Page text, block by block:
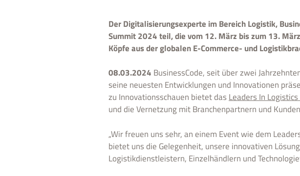
Der Digitalisierungsexperte im Bereich Logistik,
Summit 2024 teil, die vom 12. März bis zum 13.
Köpfe aus der globalen E-Commerce- und
08.03.2024 BusinessCode, seit über zwei
seine neuesten Entwicklungen und Innovationen
zu Innovationsschauen bietet das Leaders In
und die Vernetzung mit Branchenpartnern und
„Wir freuen uns sehr, an einem Event wie dem
bietet uns die Gelegenheit, unsere innovativen
Logistikdienstleistern, Einzelhändlern und